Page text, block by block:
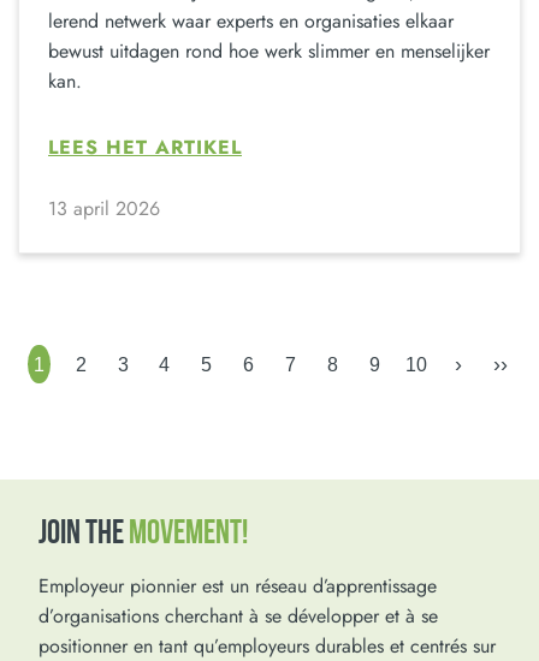
lerend netwerk waar experts en organisaties elkaar
bewust uitdagen rond hoe werk slimmer en menselijker
kan.
LEES HET ARTIKEL
13 april 2026
1 2 3 4 5 6 7 8 9 10 › ››
JOIN THEMOVEMENT!
Employeur pionnier est un réseau d’apprentissage
d’organisations cherchant à se développer et à se
positionner en tant qu’employeurs durables et centrés sur